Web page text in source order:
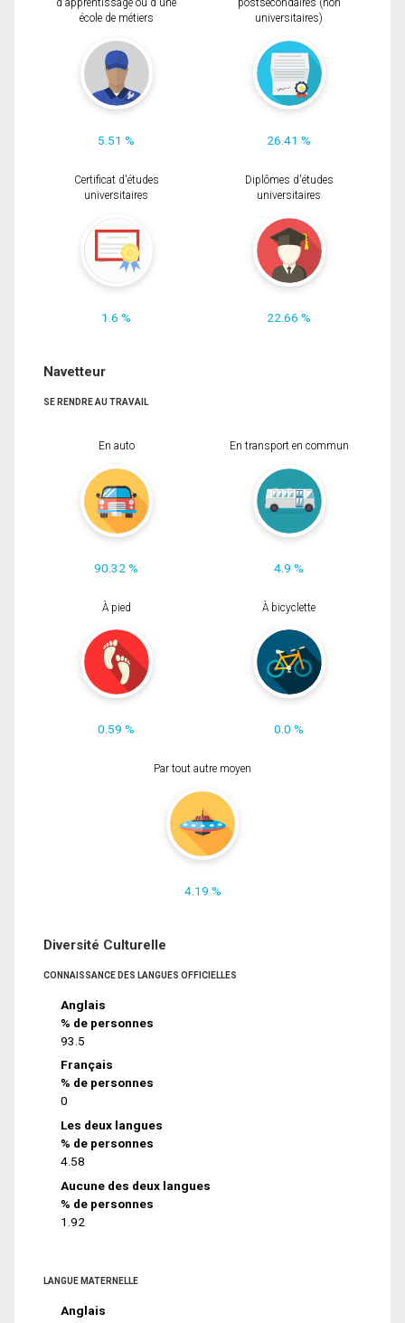
d'apprentissage ou d'une
école de métiers
5.51 %
postsecondaires (non
universitaires)
26.41 %
Certificat d'études
universitaires
1.6 %
Diplômes d'études
universitaires
22.66 %
Navetteur
SE RENDRE AU TRAVAIL
En auto
90.32 %
En transport en commun
4.9 %
À pied
0.59 %
À bicyclette
0.0 %
Par tout autre moyen
4.19 %
Diversité Culturelle
CONNAISSANCE DES LANGUES OFFICIELLES
Anglais
% de personnes
93.5
Français
% de personnes
0
Les deux langues
% de personnes
4.58
Aucune des deux langues
% de personnes
1.92
LANGUE MATERNELLE
Anglais